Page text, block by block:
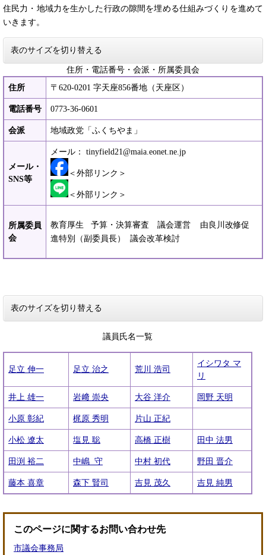
住民力・地域力を生かした行政の隙間を埋める仕組みづくりを進めて
いきます。
表のサイズを切り替える
住所・電話番号・会派・所属委員会
住所
〒620-0201 字天座856番地（天座区）
電話番号 0773-36-0601
会派 地域政党「ふくちやま」
メール・
SNS等
メール：​ tinyfield21@maia.eonet.ne.jp
＜外部リンク＞
＜外部リンク＞
所属委員
会
教育厚生 予算・決算審査 議会運営 由良川改修促
進特別（副委員長） 議会改革検討
表のサイズを切り替える
議員氏名一覧
足立 伸一 足立 治之 荒川 浩司
イシワタ マ
リ
井上 雄一 岩﨑 崇央 大谷 洋介 岡野 天明
小原 彰紀 梶原 秀明 片山 正紀
小松 遼太 塩見 聡 高橋 正樹 田中 法男
田渕 裕二 中嶋 守 中村 初代 野田 晋介
藤本 喜章 森下 賢司 吉見 茂久 吉見 純男
このページに関するお問い合わせ先
市議会事務局